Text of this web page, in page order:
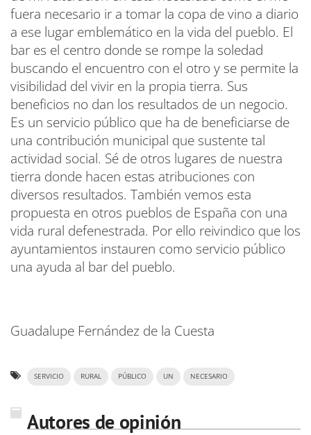
fuera necesario ir a tomar la copa de vino a diario
a ese lugar emblemático en la vida del pueblo. El
bar es el centro donde se rompe la soledad
buscando el encuentro con el otro y se permite la
visibilidad del vivir en la propia tierra. Sus
beneficios no dan los resultados de un negocio.
Es un servicio público que ha de beneficiarse de
una contribución municipal que sustente tal
actividad social. Sé de otros lugares de nuestra
tierra donde hacen estas atribuciones con
diversos resultados. También vemos esta
propuesta en otros pueblos de España con una
vida rural defenestrada. Por ello reivindico que los
ayuntamientos instauren como servicio público
una ayuda al bar del pueblo.
Guadalupe Fernández de la Cuesta
SERVICIO RURAL PÚBLICO UN NECESARIO
Autores de opinión